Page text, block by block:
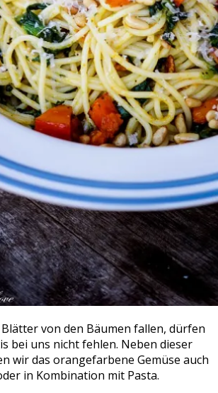
von den Bäumen fallen, dürfen
bei uns nicht fehlen. Neben dieser
wir das orangefarbene Gemüse auch
in Kombination mit Pasta.